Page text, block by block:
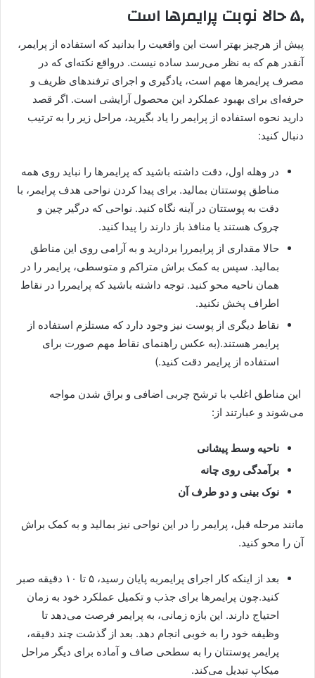
۵٫ حالا نوبت پرایمرها است
پیش از هرچیز بهتر است این واقعیت را بدانید که استفاده از پرایمر،
آنقدر هم که به نظر می‌رسد ساده نیست. درواقع نکته‌ای که در
مصرف پرایمرها مهم است، یادگیری و اجرای ترفندهای ظریف و
حرفه‌ای برای بهبود عملکرد این محصول آرایشی است. اگر قصد
دارید نحوه استفاده از پرایمر را یاد بگیرید، مراحل زیر را به ترتیب
دنبال کنید:
در وهله اول، دقت داشته باشید که پرایمرها را نباید روی همه
مناطق پوستتان بمالید. برای پیدا کردن نواحی هدف پرایمر، با
دقت به پوستتان در آینه نگاه کنید. نواحی که درگیر چین و
چروک هستند یا منافذ باز دارند را پیدا کنید.
حالا مقداری از پرایمررا بردارید و به آرامی روی این مناطق
بمالید. سپس به کمک براش متراکم و متوسطی، پرایمر را در
همان ناحیه محو کنید. توجه داشته باشید که پرایمررا در نقاط
اطراف پخش نکنید.
نقاط دیگری از پوست نیز وجود دارد که مستلزم استفاده از
پرایمر هستند.(به عکس راهنمای نقاط مهم صورت برای
استفاده از پرایمر دقت کنید.)
این مناطق اغلب با ترشح چربی اضافی و براق شدن مواجه
می‌شوند و عبارتند از:
ناحیه وسط پیشانی
برآمدگی روی چانه
نوک بینی و دو طرف آن
مانند مرحله قبل، پرایمر را در این نواحی نیز بمالید و به کمک براش
آن را محو کنید.
بعد از اینکه کار اجرای پرایمربه پایان رسید، ۵ تا ۱۰ دقیقه صبر
کنید.چون پرایمرها برای جذب و تکمیل عملکرد خود به زمان
احتیاج دارند. این بازه زمانی، به پرایمر فرصت می‌دهد تا
وظیفه خود را به خوبی انجام دهد. بعد از گذشت چند دقیقه،
پرایمر پوستتان را به سطحی صاف و آماده برای دیگر مراحل
میکاپ تبدیل می‌کند.